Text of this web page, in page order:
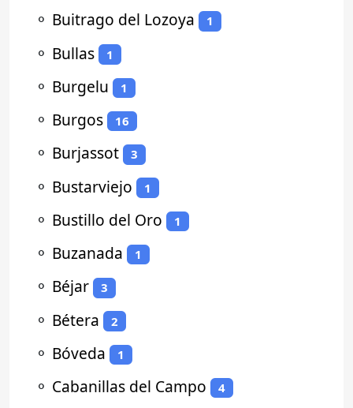
⚬ Buitrago del Lozoya 1
⚬ Bullas 1
⚬ Burgelu 1
⚬ Burgos 16
⚬ Burjassot 3
⚬ Bustarviejo 1
⚬ Bustillo del Oro 1
⚬ Buzanada 1
⚬ Béjar 3
⚬ Bétera 2
⚬ Bóveda 1
⚬ Cabanillas del Campo 4